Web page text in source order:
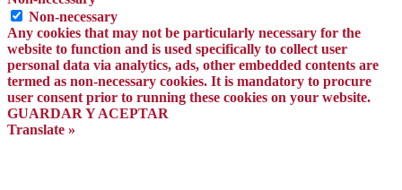
Non-necessary
Any cookies that may not be particularly necessary for the
website to function and is used specifically to collect user
personal data via analytics, ads, other embedded contents are
termed as non-necessary cookies. It is mandatory to procure
user consent prior to running these cookies on your website.
GUARDAR Y ACEPTAR
Translate »